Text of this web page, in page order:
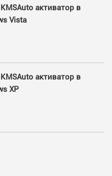
активатор в
Vista
активатор в
XP